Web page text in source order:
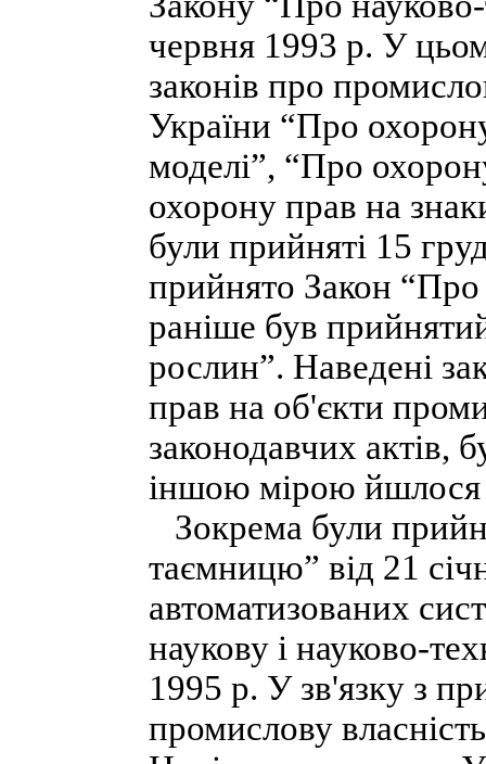
червня 1993 р. У
законів про
України “Про
моделі”, “Про
охорону прав на
були прийняті 15
прийнято Закон
раніше був
рослин”. Наведені
прав на об'єкти
законодавчих актів,
іншою мірою йшлося
Зокрема були
таємницю” від 21
автоматизованих
наукову і науково-
1995 р. У зв'язку з
промислову